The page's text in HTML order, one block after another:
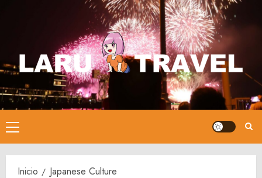
Menú
principal
Inicio Japanese Culture